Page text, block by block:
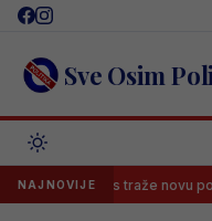
Skip
content Sve Osim
NAJNOVIJE
danas traže novu pobjedu